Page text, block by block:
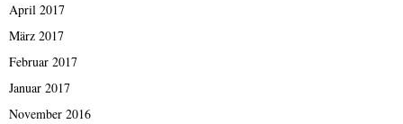
April 2017
März 2017
Februar 2017
Januar 2017
November 2016